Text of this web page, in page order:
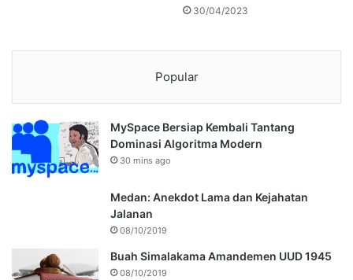
30/04/2023
Popular
MySpace Bersiap Kembali Tantang
Dominasi Algoritma Modern
30 mins ago
Medan: Anekdot Lama dan Kejahatan
Jalanan
08/10/2019
Buah Simalakama Amandemen UUD 1945
08/10/2019